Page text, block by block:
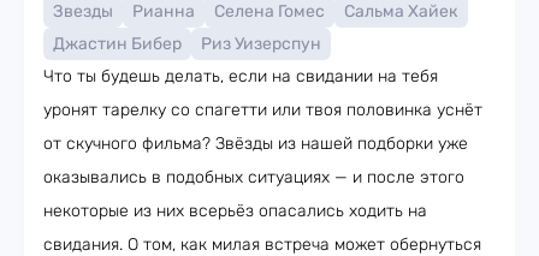
Звезды Рианна Селена Гомес
Сальма Хайек
Джастин Бибер
Риз Уизерспун
Что ты будешь делать, если на свидании на тебя
уронят тарелку со спагетти или твоя половинка уснёт
от скучного фильма? Звёзды из нашей подборки уже
оказывались в подобных ситуациях — и после этого
некоторые из них всерьёз опасались ходить на
свидания. О том, как милая встреча может обернуться